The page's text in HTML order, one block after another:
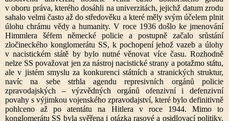
v oboru práva, kterého dosáhli na univerzitách, jejichž datum zrodu
sahalo velmi často až do středověku a které měly svým účelem plnit
úlohu chrámu vědy a humanity. V roce 1936 došlo ke jmenování
Himmlera šéfem německé policie a postupně začalo srůstání
zločineckého konglomerátu SS, k pochopení jehož vazeb a úlohy
v nacistickém státě by bylo nutné věnovat více času. Rozhodně
nelze SS považovat jen za nástroj nacistické strany a potažmo státu,
ale v jistém smyslu za konkurenci státních a stranických struktur,
navíc na sebe strhla agendu represivních orgánů policie
zpravodajských – výzvědných orgánů ofenzivní i defenzivní
povahy s výjimkou vojenského zpravodajství, které bylo definitivně
pohlceno až po atentátu na Hitlera v roce 1944. Mimo to
konglomerátu SS byla svěřena i otázka rasové a osidlovací politiky,